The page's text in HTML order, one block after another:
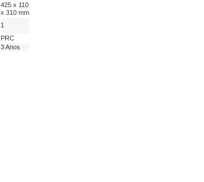
425 x 110
x 310 mm
1
PRC
3 Anos